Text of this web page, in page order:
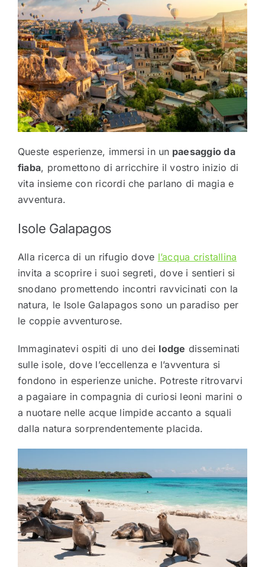
Queste esperienze, immersi in un paesaggio da
fiaba, promettono di arricchire il vostro inizio di
vita insieme con ricordi che parlano di magia e
avventura.
Isole Galapagos
Alla ricerca di un rifugio dove l’acqua cristallina
invita a scoprire i suoi segreti, dove i sentieri si
snodano promettendo incontri ravvicinati con la
natura, le Isole Galapagos sono un paradiso per
le coppie avventurose.
Immaginatevi ospiti di uno dei lodge disseminati
sulle isole, dove l’eccellenza e l’avventura si
fondono in esperienze uniche. Potreste ritrovarvi
a pagaiare in compagnia di curiosi leoni marini o
a nuotare nelle acque limpide accanto a squali
dalla natura sorprendentemente placida.